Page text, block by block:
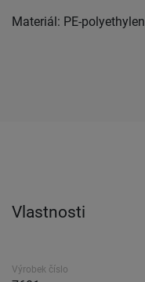
Materiál: PE-polyethylen
Vlastnosti
Výrobek číslo